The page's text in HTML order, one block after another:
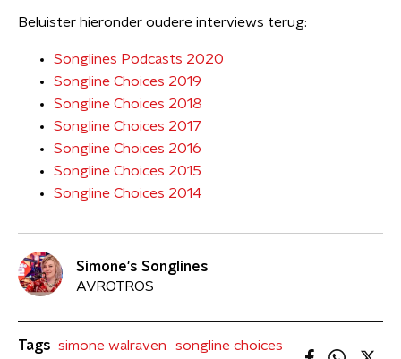
Beluister hieronder oudere interviews terug:
Songlines Podcasts 2020
Songline Choices 2019
Songline Choices 2018
Songline Choices 2017
Songline Choices 2016
Songline Choices 2015
Songline Choices 2014
Simone's Songlines
AVROTROS
Tags simone walraven
songline choices